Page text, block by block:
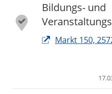
Bildungs- und
Markt 150,